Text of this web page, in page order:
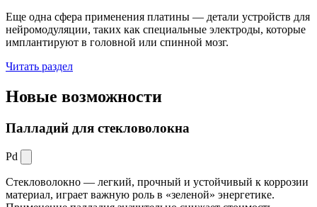
Еще одна сфера применения платины — детали устройств для
нейромодуляции, таких как специальные электроды, которые
имплантируют в головной или спинной мозг.
Читать раздел
Новые возможности
Палладий для стекловолокна
Pd
Стекловолокно — легкий, прочный и устойчивый к коррозии
материал, играет важную роль в «зеленой» энергетике.